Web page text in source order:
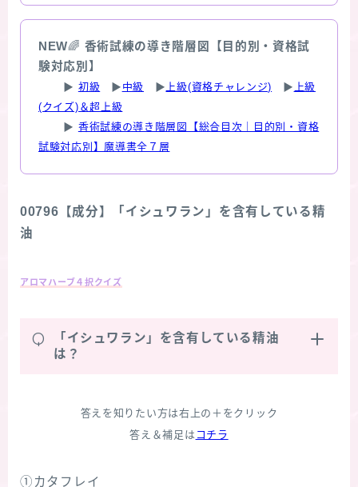
NEW🌈 香術試練の導き階層図【目的別・資格試
験対応別】
▶ 初級 ▶ 中級 ▶ 上級(資格チャレンジ) ▶ 上級
(クイズ)＆超上級
▶ 香術試練の導き階層図【総合目次｜目的別・資格
試験対応別】魔導書全７層
00796【成分】「イシュワラン」を含有している精
油
アロマハーブ４択クイズ
Q
「イシュワラン」を含有している精油
は？
答えを知りたい方は右上の＋をクリック
答え＆補足は コチラ
①カタフレイ